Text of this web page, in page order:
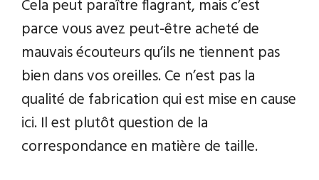
Cela peut paraître flagrant, mais c’est
parce vous avez peut-être acheté de
mauvais écouteurs qu’ils ne tiennent pas
bien dans vos oreilles. Ce n’est pas la
qualité de fabrication qui est mise en cause
ici. Il est plutôt question de la
correspondance en matière de taille.